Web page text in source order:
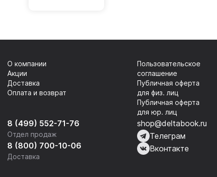
8 (499) 552-71-76
Отдел продаж
8 (800) 700-10-06
Доставка
О компании
Акции
Доставка
Оплата и возврат
Пользовательское
соглашение
Публичная оферта
для физ. лиц
Публичная оферта
для юр. лиц
shop@deltabook.ru
Телеграм
Вконтакте